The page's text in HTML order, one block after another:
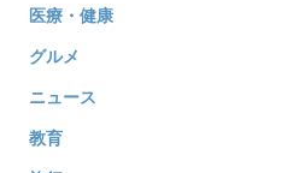
医療・健康
グルメ
ニュース
教育